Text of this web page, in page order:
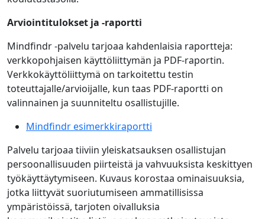
Arviointitulokset ja -raportti
Mindfindr -palvelu tarjoaa kahdenlaisia ​​raportteja:
verkkopohjaisen käyttöliittymän ja PDF-raportin.
Verkkokäyttöliittymä on tarkoitettu testin
toteuttajalle/arvioijalle, kun taas PDF-raportti on
valinnainen ja suunniteltu osallistujille.
Mindfindr esimerkkiraportti
Palvelu tarjoaa tiiviin yleiskatsauksen osallistujan
persoonallisuuden piirteistä ja vahvuuksista keskittyen
työkäyttäytymiseen. Kuvaus korostaa ominaisuuksia,
jotka liittyvät suoriutumiseen ammatillisissa
ympäristöissä, tarjoten oivalluksia